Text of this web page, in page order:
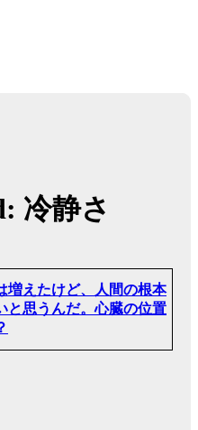
冷静さ
増えたけど、人間の根本
と思うんだ。心臓の位置